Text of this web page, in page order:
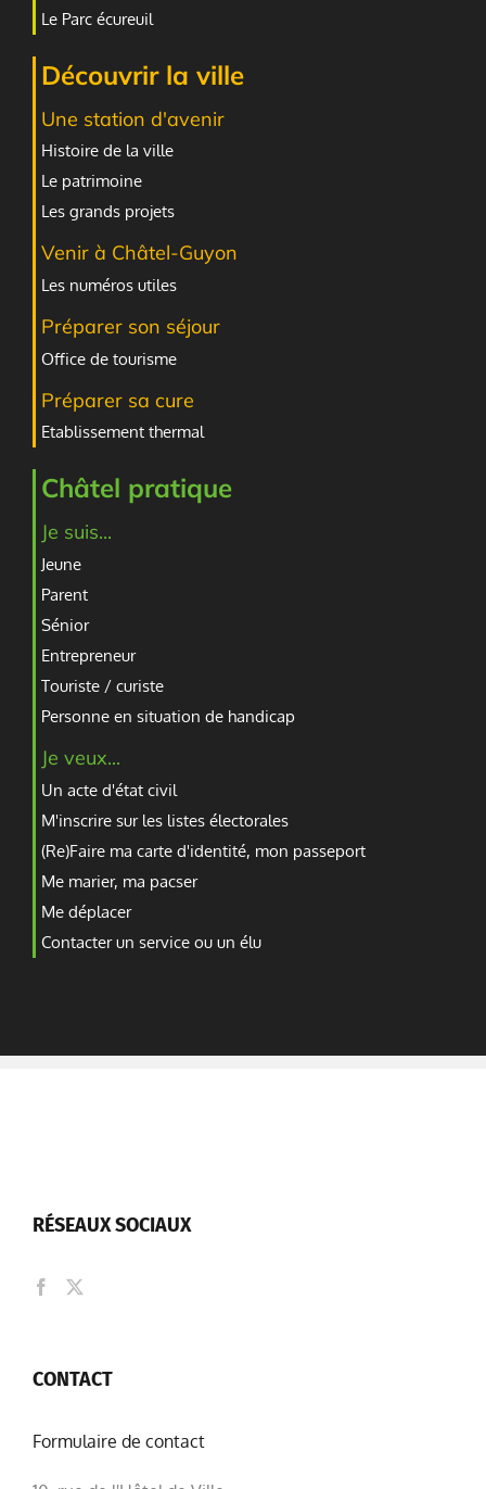
Le Parc écureuil
Découvrir la ville
Une station d'avenir
Histoire de la ville
Le patrimoine
Les grands projets
Venir à Châtel-Guyon
Les numéros utiles
Préparer son séjour
Office de tourisme
Préparer sa cure
Etablissement thermal
Châtel pratique
Je suis...
Jeune
Parent
Sénior
Entrepreneur
Touriste / curiste
Personne en situation de handicap
Je veux...
Un acte d'état civil
M'inscrire sur les listes électorales
(Re)Faire ma carte d'identité, mon passeport
Me marier, ma pacser
Me déplacer
Contacter un service ou un élu
RÉSEAUX SOCIAUX
CONTACT
Formulaire de contact